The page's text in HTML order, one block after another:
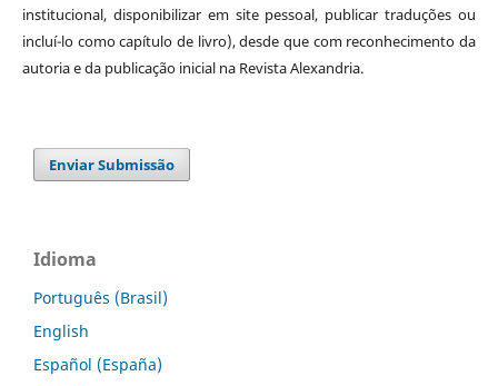
institucional, disponibilizar em site pessoal, publicar traduções ou
incluí-lo como capítulo de livro), desde que com reconhecimento da
autoria e da publicação inicial na Revista Alexandria.
Enviar Submissão
Idioma
Português (Brasil)
English
Español (España)